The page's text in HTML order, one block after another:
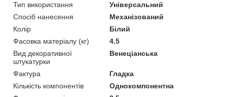
Тип використання
Універсальний
Спосіб нанесення
Механізований
Колір
Білий
Фасовка матеріалу (кг)
4.5
Вид декоративної
штукатурки
Венеціанська
Фактура
Гладка
Кількість компонентів
Однокомпонентна